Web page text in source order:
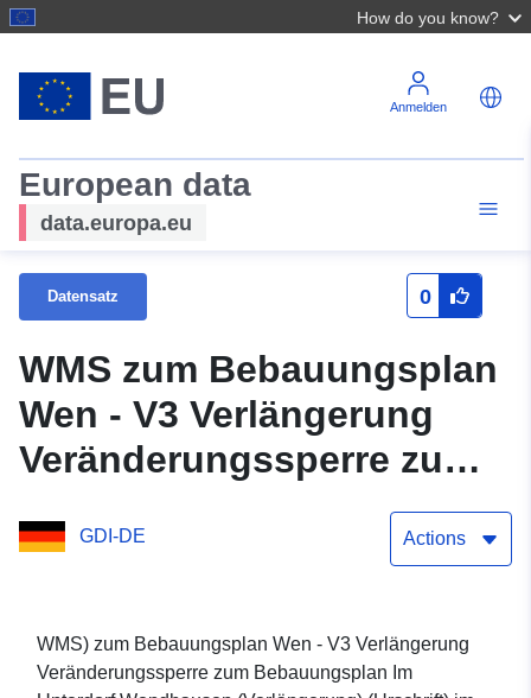
How do you know?
Anmelden
European data
data.europa.eu
Datensatz 0
WMS zum Bebauungsplan
Wen - V3 Verlängerung
Veränderungssperre zum
Unterdorf Wendhausen
der Gemeinde Lehre
GDI-DE Actions
WMS) zum Bebauungsplan Wen - V3 Verlängerung
Veränderungssperre zum Bebauungsplan Im